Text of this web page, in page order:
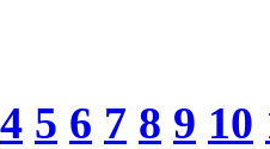
4 5 6 7 8 9 10